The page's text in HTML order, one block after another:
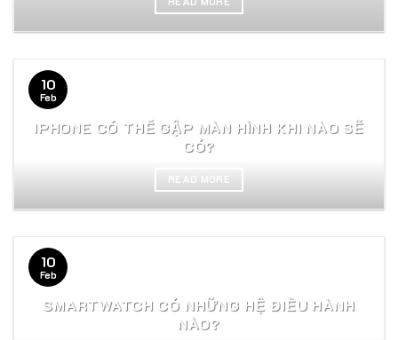
IPHONE CÓ THỂ GẬP MÀN HÌNH KHI NÀO SẼ
CÓ?
READ MORE
10
Feb
SMARTWATCH CÓ NHỮNG HỆ ĐIỀU HÀNH
NÀO?
10
Feb